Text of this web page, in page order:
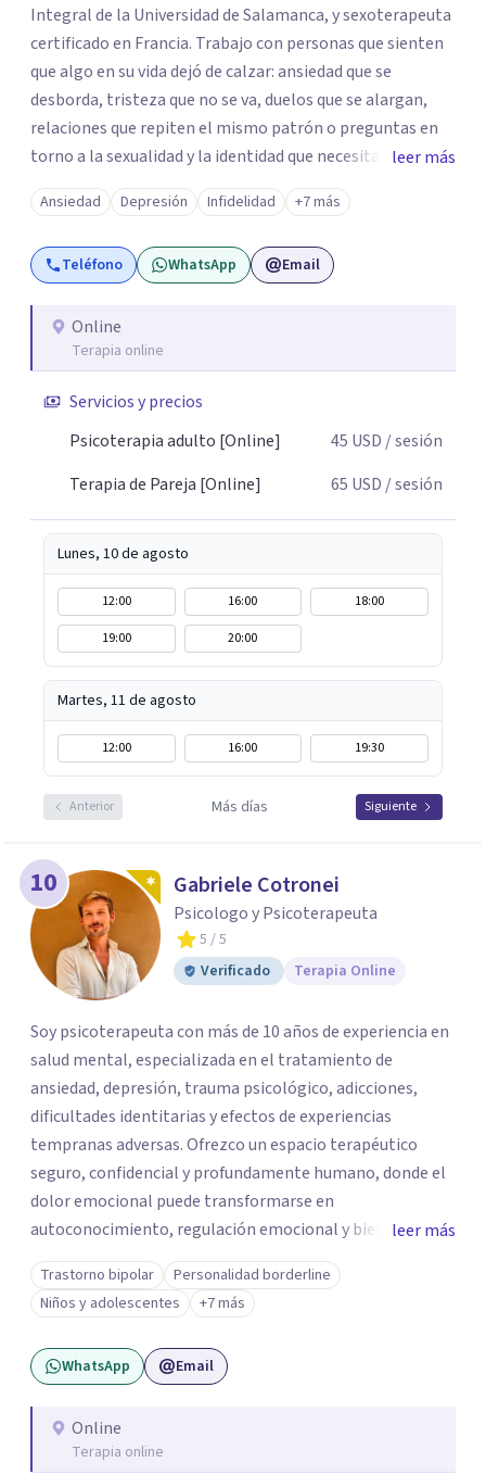
Integral de la Universidad de Salamanca, y sexoterapeuta
certificado en Francia. Trabajo con personas que sienten
que algo en su vida dejó de calzar: ansiedad que se
desborda, tristeza que no se va, duelos que se alargan,
relaciones que repiten el mismo patrón o preguntas en
torno a la sexualidad y la identidad que necesitan un
espacio seguro para ser habladas. Mi orientación teórica
integra una mirada Humanista-Relacional con Terapia
Breve, donde el modo en que te vinculas ocupa un lugar
central: cómo te relacionas contigo, con las demás
psicoterapia, cuento con especialización en sexoterapia,
por lo que también acompaño temas de salud sexual,
dificultades en el deseo, intimidad, orientación o
identidad. Busco que el espacio terapéutico sea un lugar
respeto y libertad. Trabajo con objetivos claros y
realistas, sin fórmulas rígidas: combinamos profundidad
emocional con una mirada práctica sobre tu vida diaria.
leer más
Ansiedad Depresión Infidelidad +7 más
Teléfono WhatsApp Email
Online
Terapia online
Servicios y precios
Psicoterapia adulto [Online]
45 USD / sesión
Terapia de Pareja [Online]
65 USD / sesión
Lunes, 10 de agosto
12:00 16:00
18:00
19:00
20:00
Martes, 11 de agosto
12:00 16:00 19:30
Anterior Más días Siguiente
10 Gabriele Cotronei
Psicologo y Psicoterapeuta
5 / 5
Verificado
Terapia Online
Soy psicoterapeuta con más de 10 años de experiencia en
salud mental, especializada en el tratamiento de
ansiedad, depresión, trauma psicológico, adicciones,
dificultades identitarias y efectos de experiencias
tempranas adversas. Ofrezco un espacio terapéutico
seguro, confidencial y profundamente humano, donde el
dolor emocional puede transformarse en
autoconocimiento, regulación emocional y bienestar.
Trabajo desde un enfoque integrativo que combina
psicoanálisis, terapia somática y de trauma, psicología
corporal, Mentalization Based Therapy (MBT),
hipnoterapia y respiración neurodinámica, integrando
actualmente la Psicología Analítica Junguiana. Mi
ecopsicología y el trabajo simbólico con el inconsciente,
entendiendo que cada proceso terapéutico es único y
leer más
Trastorno bipolar
Personalidad borderline
Niños y adolescentes
+7 más
WhatsApp Email
Online
Terapia online